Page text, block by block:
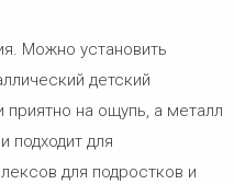
Можно установить
детский
на ощупь, а металл
подходит для
для подростков и